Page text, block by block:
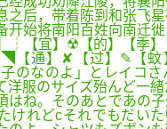
之后，带着陈到和张飞
开始将南阳百姓向南迁
┆【宜】☢【的】【季】
通】✘【过】✎【蚊
のなのよ」とレイコさ
洋服のサイズ殆んど一
はね。そのあとであの
けれどcそれでもだい